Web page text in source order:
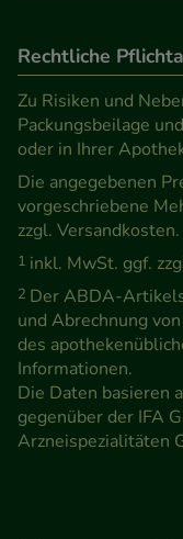
betreiben.
Statistik &
Informationen
unserer Website
unsere Website
den Inhalt auf
Werbung auf
zu gestalten. Bitte
teilweise an
Medien
Rechtliche
Zu Risiken und
Packungsbeilage
oder in Ihrer
Die angegebenen
vorgeschriebene
zzgl. Versandkosten.
1 inkl. MwSt. ggf.
2 Der ABDA-
und Abrechnung
des
Informationen.
Die Daten basieren
gegenüber der IFA
Arzneispezialitäten